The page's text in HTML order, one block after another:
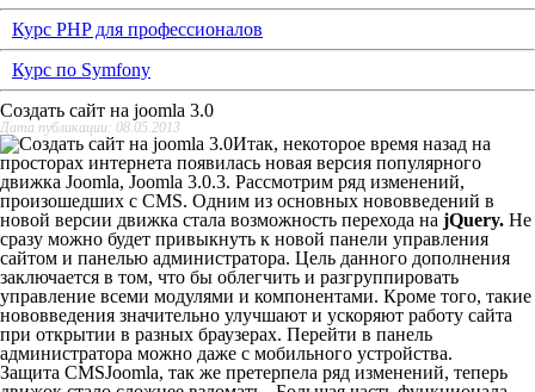
Курс PHP для профессионалов
Курс по Symfony
Создать сайт на joomla 3.0
Дата публикации: 08.05.2013
Итак, некоторое время назад на
просторах интернета появилась новая версия популярного
движка Joomla, Joomla 3.0.3. Рассмотрим ряд изменений,
произошедших с CMS. Одним из основных нововведений в
новой версии движка стала возможность перехода на jQuery. Не
сразу можно будет привыкнуть к новой панели управления
сайтом и панелью администратора. Цель данного дополнения
заключается в том, что бы облегчить и разгруппировать
управление всеми модулями и компонентами. Кроме того, такие
нововведения значительно улучшают и ускоряют работу сайта
при открытии в разных браузерах. Перейти в панель
администратора можно даже с мобильного устройства.
Защита CMSJoomla, так же претерпела ряд изменений, теперь